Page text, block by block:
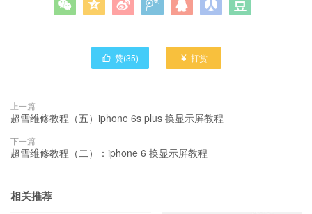
      
 赞(35)  打赏
上一篇
超雪维修教程（五）iphone 6s plus 换显示屏教程
下一篇
超雪维修教程（二）：iphone 6 换显示屏教程
相关推荐